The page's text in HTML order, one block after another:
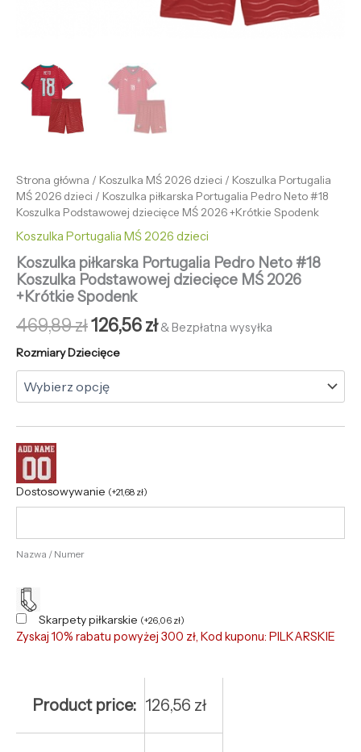
Strona główna / Koszulka MŚ 2026 dzieci / Koszulka Portugalia
MŚ 2026 dzieci / Koszulka piłkarska Portugalia Pedro Neto #18
Koszulka Podstawowej dziecięce MŚ 2026 +Krótkie Spodenk
Koszulka Portugalia MŚ 2026 dzieci
Koszulka piłkarska Portugalia Pedro Neto #18
Koszulka Podstawowej dziecięce MŚ 2026
+Krótkie Spodenk
469,89zł126,56zł & Bezpłatna wysyłka
Rozmiary Dziecięce
Dostosowywanie (+21,68 zł)
Nazwa / Numer
Skarpety piłkarskie (+26,06 zł)
Zyskaj 10% rabatu powyżej 300 zł, Kod kuponu: PILKARSKIE
Product price: 126,56 zł